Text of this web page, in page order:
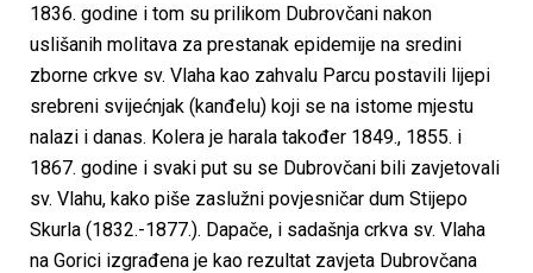
1836. godine i tom su prilikom Dubrovčani nakon
uslišanih molitava za prestanak epidemije na sredini
zborne crkve sv. Vlaha kao zahvalu Parcu postavili lijepi
srebreni svijećnjak (kanđelu) koji se na istome mjestu
nalazi i danas. Kolera je harala također 1849., 1855. i
1867. godine i svaki put su se Dubrovčani bili zavjetovali
sv. Vlahu, kako piše zaslužni povjesničar dum Stijepo
Skurla (1832.-1877.). Dapače, i sadašnja crkva sv. Vlaha
na Gorici izgrađena je kao rezultat zavjeta Dubrovčana